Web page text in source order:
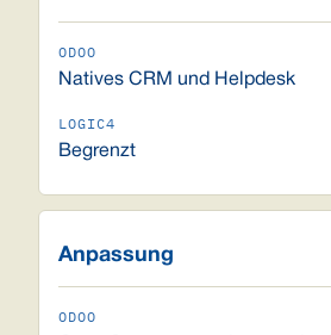
Natives CRM und Helpdesk
Begrenzt
Anpassung